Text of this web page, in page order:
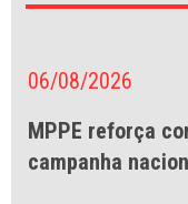
06/08/2026
MPPE reforça
campanha